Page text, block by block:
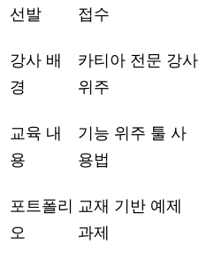
선발
접수
강사 배
경
카티아 전문 강사
위주
교육 내
용
기능 위주 툴 사
용법
포트폴리
오
교재 기반 예제
과제